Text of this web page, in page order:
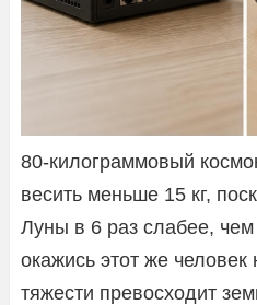
80-килограммовый
весить меньше 15 кг,
Луны в 6 раз слабее,
окажись этот же
тяжести превосходит